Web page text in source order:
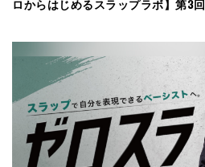
ロからはじめるスラップラボ】第3回